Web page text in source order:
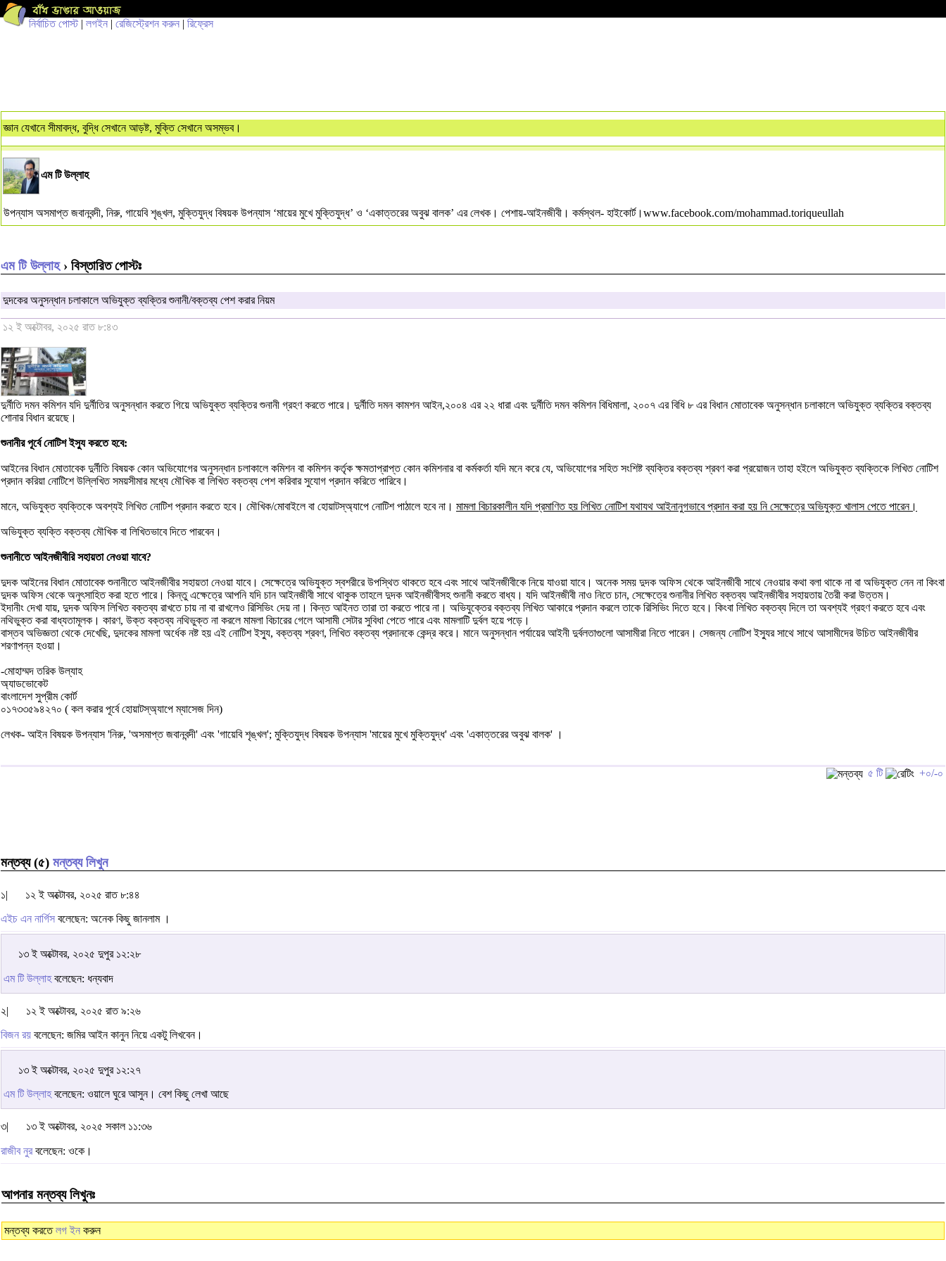
নির্বাচিত পোস্ট| লগইন | রেজিস্ট্রেশন করুন | রিফ্রেস
জ্ঞান যেখানে সীমাবদ্ধ, বুদ্ধি সেখানে আড়ষ্ট, মুক্তি সেখানে অসম্ভব।
এম টি উল্লাহ
উপন্যাস অসমাপ্ত জবানবন্দী, নিরু, গায়েবি শৃঙ্খল, মুক্তিযুদ্ধ বিষয়ক উপন্যাস ‘মায়ের মুখে মুক্তিযুদ্ধ’ ও ‘একাত্তরের অবুঝ বালক’ এর লেখক। পেশায়-আইনজীবী। কর্মস্থল- হাইকোর্ট।www.facebook.com/mohammad.toriqueullah
এম টি উল্লাহ› বিস্তারিত পোস্টঃ
দুদকের অনুসন্ধান চলাকালে অভিযুক্ত ব্যক্তির শুনানী/বক্তব্য পেশ করার নিয়ম
১২ ই অক্টোবর, ২০২৫ রাত ৮:৪৩
দুর্নীতি দমন কমিশন যদি দুর্নীতির অনুসন্ধান করতে গিয়ে অভিযুক্ত ব্যক্তির শুনানী গ্রহণ করতে পারে। দুর্নীতি দমন কামশন আইন,২০০৪ এর ২২ ধারা এবং দুর্নীতি দমন কমিশন বিধিমালা, ২০০৭ এর বিধি ৮ এর বিধান মোতাবেক অনুসন্ধান চলাকালে অভিযুক্ত ব্যক্তির বক্তব্য
শোনার বিধান রয়েছে।
শুনানীর পূর্বে নোটিশ ইস্যু করতে হবে:
আইনের বিধান মোতাবেক দুর্নীতি বিষয়ক কোন অভিযোগের অনুসন্ধান চলাকালে কমিশন বা কমিশন কর্তৃক ক্ষমতাপ্রাপ্ত কোন কমিশনার বা কর্মকর্তা যদি মনে করে যে, অভিযোগের সহিত সংশিষ্ট ব্যক্তির বক্তব্য শ্রবণ করা প্রয়োজন তাহা হইলে অভিযুক্ত ব্যক্তিকে লিখিত নোটিশ
প্রদান করিয়া নোটিশে উল্লিখিত সময়সীমার মধ্যে মৌখিক বা লিখিত বক্তব্য পেশ করিবার সুযোগ প্রদান করিতে পারিবে।
মানে, অভিযুক্ত ব্যক্তিকে অবশ্যই লিখিত নোটিশ প্রদান করতে হবে। মৌখিক/মোবাইলে বা হোয়াটস্অ্যাপে নোটিশ পাঠালে হবে না। মামলা বিচারকালীন যদি প্রমাণিত হয় লিখিত নোটিশ যথাযথ আইনানুগভাবে প্রদান করা হয় নি সেক্ষেত্রে অভিযুক্ত খালাস পেতে পারেন।
অভিযুক্ত ব্যক্তি বক্তব্য মৌখিক বা লিখিতভাবে দিতে পারবেন।
শুনানীতে আইনজীবীরি সহায়তা নেওয়া যাবে?
দুদক আইনের বিধান মোতাবেক শুনানীতে আইনজীবীর সহায়তা নেওয়া যাবে। সেক্ষেত্রে অভিযুক্ত স্বশরীরে উপস্থিত থাকতে হবে এবং সাথে আইনজীবীকে নিয়ে যাওয়া যাবে। অনেক সময় দুদক অফিস থেকে আইনজীবী সাথে নেওয়ার কথা বলা থাকে না বা অভিযুক্ত নেন না কিংবা
দুদক অফিস থেকে অনুৎসাহিত করা হতে পারে। কিন্তু এক্ষেত্রে আপনি যদি চান আইনজীবী সাথে থাকুক তাহলে দুদক আইনজীবীসহ শুনানী করতে বাধ্য। যদি আইনজীবী নাও নিতে চান, সেক্ষেত্রে শুনানীর লিখিত বক্তব্য আইনজীবীর সহায়তায় তৈরী করা উত্তম।
ইদানীং দেখা যায়, দুদক অফিস লিখিত বক্তব্য রাখতে চায় না বা রাখলেও রিসিভিং দেয় না। কিন্ত আইনত তারা তা করতে পারে না। অভিযুক্তের বক্তব্য লিখিত আকারে প্রদান করলে তাকে রিসিভিং দিতে হবে। কিংবা লিখিত বক্তব্য দিলে তা অবশ্যই গ্রহণ করতে হবে এবং
নথিভুক্ত করা বাধ্যতামূলক। কারণ, উক্ত বক্তব্য নথিভুক্ত না করলে মামলা বিচারের গেলে আসামী সেটার সুবিধা পেতে পারে এবং মামলাটি দুর্বল হয়ে পড়ে।
বাস্তব অভিজ্ঞতা থেকে দেখেছি, দুদকের মামলা অর্ধেক নষ্ট হয় এই নোটিশ ইস্যু, বক্তব্য শ্রবণ, লিখিত বক্তব্য প্রদানকে কেন্দ্র করে। মানে অনুসন্ধান পর্যায়ের আইনী দুর্বলতাগুলো আসামীরা নিতে পারেন। সেজন্য নোটিশ ইস্যুর সাথে সাথে আসামীদের উচিত আইনজীবীর
শরণাপন্ন হওয়া।
-মোহাম্মদ তরিক উল্যাহ
অ্যাডভোকেট
বাংলাদেশ সুপ্রীম কোর্ট
০১৭৩৩৫৯৪২৭০ ( কল করার পূর্বে হোয়াটস্অ্যাপে ম্যাসেজ দিন)
লেখক- আইন বিষয়ক উপন্যাস 'নিরু, 'অসমাপ্ত জবানবন্দী' এবং 'গায়েবি শৃঙ্খল'; মুক্তিযুদ্ধ বিষয়ক উপন্যাস 'মায়ের মুখে মুক্তিযুদ্ধ' এবং 'একাত্তরের অবুঝ বালক' ।
৫ টি +০/-০
মন্তব্য (৫) মন্তব্য লিখুন
১| ১২ ই অক্টোবর, ২০২৫ রাত ৮:৪৪
এইচ এন নার্গিস বলেছেন: অনেক কিছু জানলাম ।
১৩ ই অক্টোবর, ২০২৫ দুপুর ১২:২৮
এম টি উল্লাহবলেছেন: ধন্যবাদ
২| ১২ ই অক্টোবর, ২০২৫ রাত ৯:২৬
বিজন রয় বলেছেন: জমির আইন কানুন নিয়ে একটু লিখবেন।
১৩ ই অক্টোবর, ২০২৫ দুপুর ১২:২৭
এম টি উল্লাহবলেছেন: ওয়ালে ঘুরে আসুন। বেশ কিছু লেখা আছে
৩| ১৩ ই অক্টোবর, ২০২৫ সকাল ১১:৩৬
রাজীব নুরবলেছেন: ওকে।
আপনার মন্তব্য লিখুনঃ
মন্তব্য করতেলগ ইন করুন